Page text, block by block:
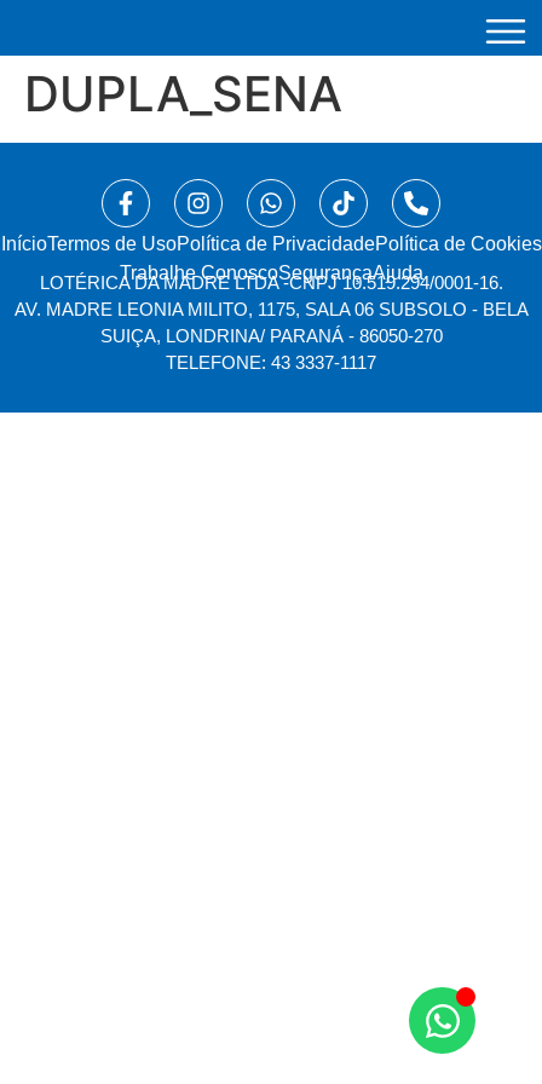
DUPLA_SENA
Início⁠Termos de UsoPolítica de PrivacidadePolítica de Cookies
Trabalhe ConoscoSegurançaAjuda
LOTÉRICA DA MADRE LTDA -CNPJ 10.519.294/0001-16.
AV. MADRE LEONIA MILITO, 1175, SALA 06 SUBSOLO - BELA
SUIÇA, LONDRINA/ PARANÁ - 86050-270
TELEFONE: 43 3337-1117